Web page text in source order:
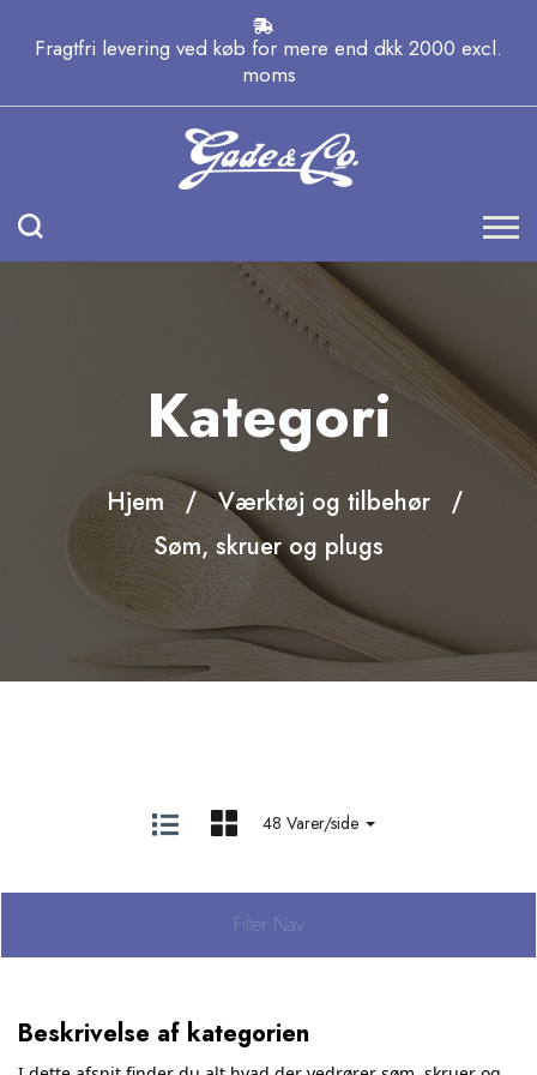
Fragtfri levering ved køb for mere end dkk 2000 excl.
moms
Kategori
Hjem
Værktøj og tilbehør
Søm, skruer og plugs
48 Varer/side
Filter Nav
Beskrivelse af kategorien